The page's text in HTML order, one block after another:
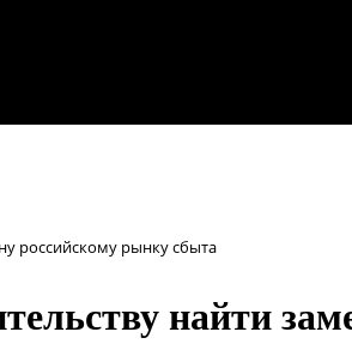
российскому рынку сбыта
найти